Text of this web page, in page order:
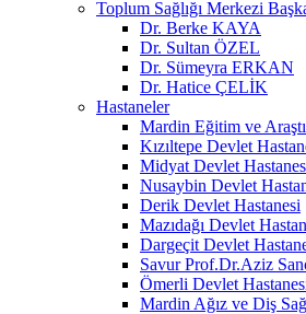
Toplum Sağlığı Merkezi
Dr. Berke KAYA
Dr. Sultan ÖZEL
Dr. Sümeyra ERKAN
Dr. Hatice ÇELİK
Hastaneler
Mardin Eğitim ve
Kızıltepe Devlet
Midyat Devlet
Nusaybin Devlet
Derik Devlet Hastanesi
Mazıdağı Devlet
Dargeçit Devlet
Savur Prof.Dr.Aziz
Ömerli Devlet
Mardin Ağız ve Diş